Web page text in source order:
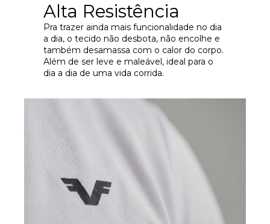
Alta Resistência
Pra trazer ainda mais funcionalidade no dia
a dia, o tecido não desbota, não encolhe e
também desamassa com o calor do corpo.
Além de ser leve e maleável, ideal para o
dia a dia de uma vida corrida.